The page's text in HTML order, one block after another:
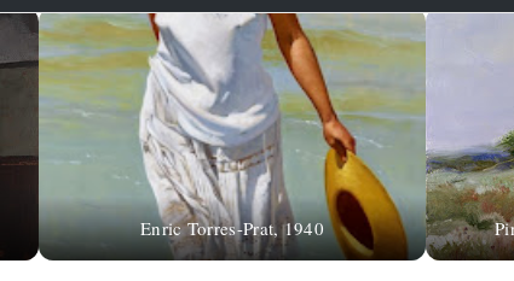
Enric Torres-Prat, 1940